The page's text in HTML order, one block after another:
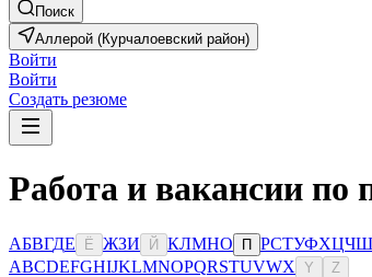
Поиск
Аллерой (Курчалоевский район)
Войти
Войти
Создать резюме
Работа и вакансии по
АБВГДЕ Ё ЖЗИ Й КЛМНО П РСТУФХЦЧШ
ABCDEFGHIJKLMNOPQRSTUVWX Y Z